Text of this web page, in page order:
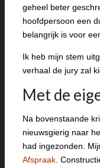
geheel beter
hoofdpersoon een
belangrijk is voor
Ik heb mijn stem
verhaal de jury zal
Met de
Na bovenstaande
nieuwsgierig naar
had ingezonden.
Afspraak .